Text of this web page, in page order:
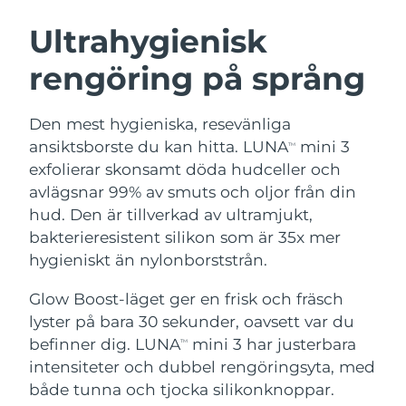
Ultrahygienisk
rengöring på språng
Den mest hygieniska, resevänliga
ansiktsborste du kan hitta. LUNATM
mini 3
exfolierar skonsamt döda hudceller och
avlägsnar 99% av smuts och oljor från din
hud. Den är tillverkad av ultramjukt,
bakterieresistent silikon som är 35x mer
hygieniskt än nylonborststrån.
Glow Boost-läget ger en frisk och fräsch
lyster på bara 30 sekunder, oavsett var du
befinner dig. LUNATM
mini 3 har justerbara
intensiteter och dubbel rengöringsyta, med
både tunna och tjocka silikonknoppar.
LUNA™ 4-paket
Anti-aging massage
LUNA™ 4 Plus
Massage, LED heating
LUNA™ 4 Men
For men, anti-aging massage
BEAR™ 2-paket
Microcurrent toning
BEAR™ 2 go
Microcurrent toning on-the-go
BEAR™ 2 eyes & lips
Microcurrent line smoothing device
Återfuktning
UFO™ 3-paket
Deep facial hydration
UFO™ 3 LED
Near-infrared and red light therapy
device
Munvård
issa™ 4
Hybrid silicone sonic toothbrush
issa™ 4 plus
Smart hybrid silicone sonic toothbrush
FAQ™ ANTI-AGING-BEHANDLING
Anti-aging LED-behandlingar
NEW
Australien Förväntad leverans
Österrike
Förväntad leverans
Bahrain
Förväntad leverans
09/08/2026
Belgien
Förväntad leverans
08/08/2026
Bermuda Förväntad leverans
Bosnien och
Hercegovina
Förväntad leverans11/08/2026
Brunei Förväntad leverans13/08/2026
Förväntad leverans